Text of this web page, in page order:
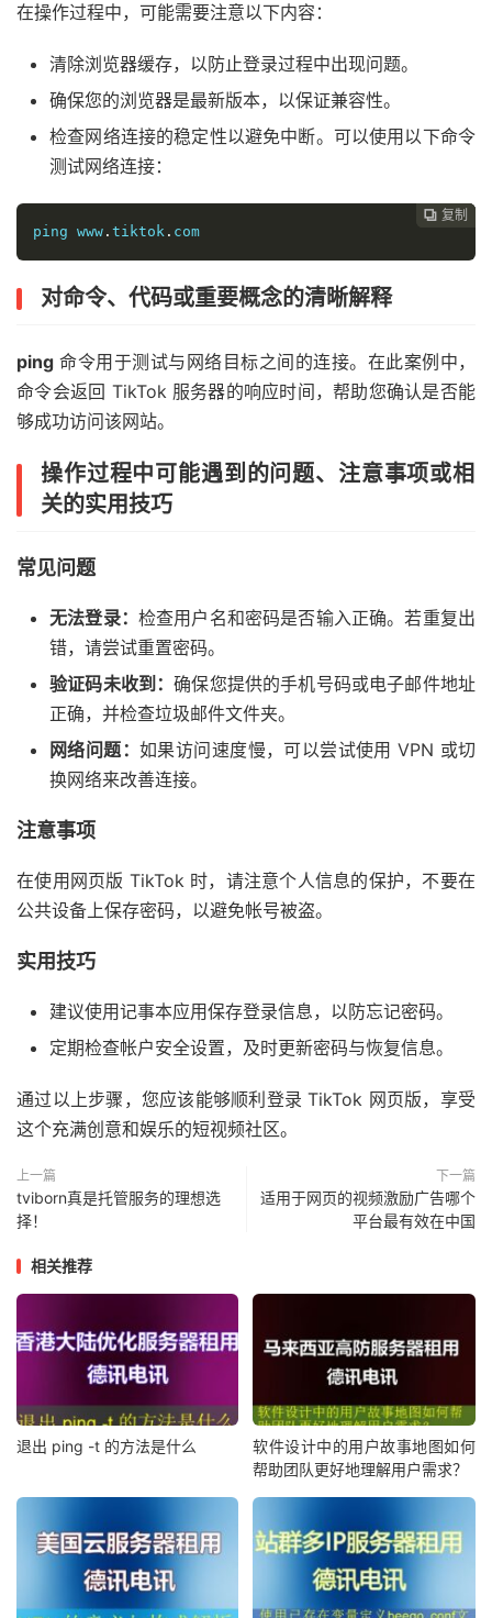
在操作过程中，可能需要注意以下内容：
清除浏览器缓存，以防止登录过程中出现问题。
确保您的浏览器是最新版本，以保证兼容性。
检查网络连接的稳定性以避免中断。可以使用以下命令
测试网络连接：
 复制
 复制
 复制
ping www . tiktok . com
对命令、代码或重要概念的清晰解释
ping 命令用于测试与网络目标之间的连接。在此案例中，
命令会返回 TikTok 服务器的响应时间，帮助您确认是否能
够成功访问该网站。
操作过程中可能遇到的问题、注意事项或相
关的实用技巧
常见问题
无法登录： 检查用户名和密码是否输入正确。若重复出
错，请尝试重置密码。
验证码未收到：确保您提供的手机号码或电子邮件地址
正确，并检查垃圾邮件文件夹。
网络问题：如果访问速度慢，可以尝试使用 VPN 或切
换网络来改善连接。
注意事项
在使用网页版 TikTok 时，请注意个人信息的保护，不要在
公共设备上保存密码，以避免帐号被盗。
实用技巧
建议使用记事本应用保存登录信息，以防忘记密码。
定期检查帐户安全设置，及时更新密码与恢复信息。
通过以上步骤，您应该能够顺利登录 TikTok 网页版，享受
这个充满创意和娱乐的短视频社区。
上一篇
tviborn真是托管服务的理想选
择！
下一篇
适用于网页的视频激励广告哪个
平台最有效在中国
相关推荐
退出 ping -t 的方法是什么
软件设计中的用户故事地图如何
帮助团队更好地理解用户需求？